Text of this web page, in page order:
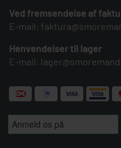
Ved fremsendelse af
E-mail:
Henvendelser til lager
E-mail: